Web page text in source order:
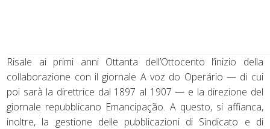
Risale ai primi anni Ottanta dell’Ottocento l’inizio della
collaborazione con il giornale A voz do Operário — di cui
poi sarà la direttrice dal 1897 al 1907 — e la direzione del
giornale repubblicano Emancipação. A questo, si affianca,
inoltre, la gestione delle pubblicazioni di Sindicato e di